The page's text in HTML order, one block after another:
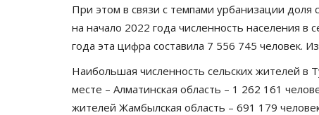
При этом в связи с темпами урбанизации доля
на начало 2022 года численность населения в
года эта цифра составила 7 556 745
Наибольшая численность сельских жителей в
месте – Алматинская область – 1 262 161
жителей Жамбылская область – 691 179